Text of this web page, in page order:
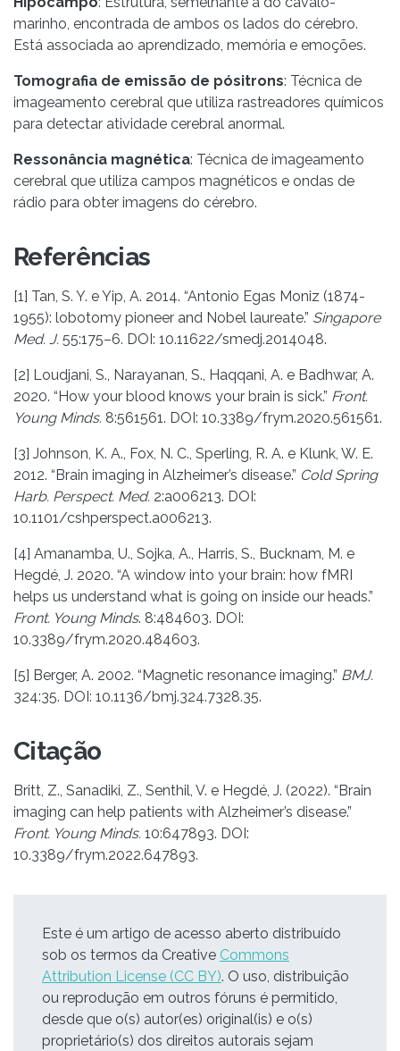
marinho, encontrada de ambos os lados do cérebro.
Está associada ao aprendizado, memória e emoções.
Tomografia de emissão de pósitrons: Técnica de
imageamento cerebral que utiliza rastreadores químicos
para detectar atividade cerebral anormal.
Ressonância magnética: Técnica de imageamento
cerebral que utiliza campos magnéticos e ondas de
rádio para obter imagens do cérebro.
Referências
[1] Tan, S. Y. e Yip, A. 2014. “Antonio Egas Moniz (1874-
1955): lobotomy pioneer and Nobel laureate.” Singapore
Med. J. 55:175–6. DOI: 10.11622/smedj.2014048.
[2] Loudjani, S., Narayanan, S., Haqqani, A. e Badhwar, A.
2020. “How your blood knows your brain is sick.” Front.
Young Minds. 8:561561. DOI: 10.3389/frym.2020.561561.
[3] Johnson, K. A., Fox, N. C., Sperling, R. A. e Klunk, W. E.
2012. “Brain imaging in Alzheimer’s disease.” Cold Spring
Harb. Perspect. Med. 2:a006213. DOI:
10.1101/cshperspect.a006213.
[4] Amanamba, U., Sojka, A., Harris, S., Bucknam, M. e
Hegdé, J. 2020. “A window into your brain: how fMRI
helps us understand what is going on inside our heads.”
Front. Young Minds. 8:484603. DOI:
10.3389/frym.2020.484603.
[5] Berger, A. 2002. “Magnetic resonance imaging.” BMJ.
324:35. DOI: 10.1136/bmj.324.7328.35.
Citação
Britt, Z., Sanadiki, Z., Senthil, V. e Hegdé, J. (2022). “Brain
imaging can help patients with Alzheimer’s disease.”
Front. Young Minds. 10:647893. DOI:
10.3389/frym.2022.647893.
Este é um artigo de acesso aberto distribuído
sob os termos da Creative Commons
Attribution License (CC BY). O uso, distribuição
ou reprodução em outros fóruns é permitido,
desde que o(s) autor(es) original(is) e o(s)
proprietário(s) dos direitos autorais sejam